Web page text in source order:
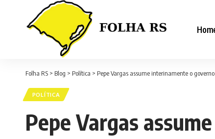
Folha RS > Blog > Política > Pepe Vargas assume interinamente o
POLÍTICA
Pepe Vargas